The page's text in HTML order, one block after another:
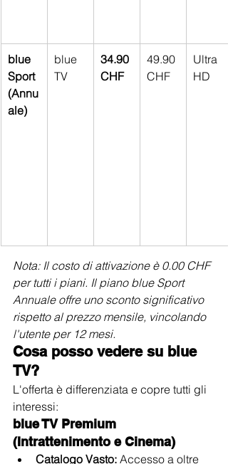
blue
Sport
(Annu
ale)
blue
TV
34.90
CHF
49.90
CHF
Ultra
HD
Nota: Il costo di attivazione è 0.00 CHF
per tutti i piani. Il piano blue Sport
Annuale offre uno sconto significativo
rispetto al prezzo mensile, vincolando
l'utente per 12 mesi.
Cosa posso vedere su blue
TV?
L'offerta è differenziata e copre tutti gli
interessi:
blue TV Premium
(Intrattenimento e Cinema)
Catalogo Vasto: Accesso a oltre